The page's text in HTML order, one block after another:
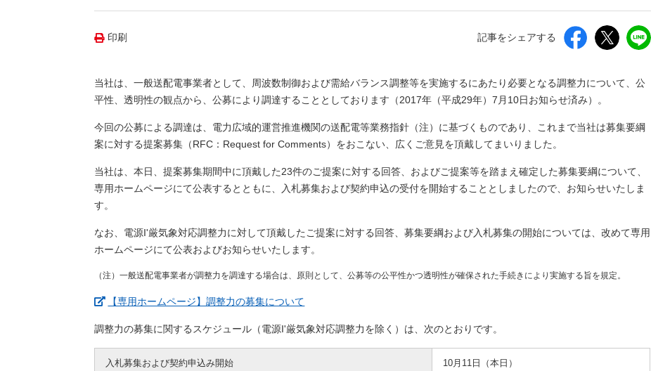
印刷 記事をシェアする
当社は、一般送配電事業者として、周波数制御および需給バランス調整等を実施するにあたり必要となる調整力について、公
平性、透明性の観点から、公募により調達することとしております（2017年（平成29年）7月10日お知らせ済み）。
今回の公募による調達は、電力広域的運営推進機関の送配電等業務指針（注）に基づくものであり、これまで当社は募集要綱
案に対する提案募集（RFC：Request for Comments）をおこない、広くご意見を頂戴してまいりました。
当社は、本日、提案募集期間中に頂戴した23件のご提案に対する回答、およびご提案等を踏まえ確定した募集要綱について、
専用ホームページにて公表するとともに、入札募集および契約申込の受付を開始することとしましたので、お知らせいたしま
す。
なお、電源I'厳気象対応調整力に対して頂戴したご提案に対する回答、募集要綱および入札募集の開始については、改めて専用
ホームページにて公表およびお知らせいたします。
（注）一般送配電事業者が調整力を調達する場合は、原則として、公募等の公平性かつ透明性が確保された手続きにより実施する旨を規定。
【専用ホームページ】調整力の募集について
調整力の募集に関するスケジュール（電源I'厳気象対応調整力を除く）は、次のとおりです。
入札募集および契約申込み開始 10月11日（本日）